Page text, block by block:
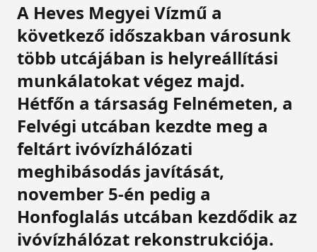
A Heves Megyei Vízmű a
következő időszakban városunk
több utcájában is helyreállítási
munkálatokat végez majd.
Hétfőn a társaság Felnémeten, a
Felvégi utcában kezdte meg a
feltárt ivóvízhálózati
meghibásodás javítását,
november 5-én pedig a
Honfoglalás utcában kezdődik az
ivóvízhálózat rekonstrukciója.